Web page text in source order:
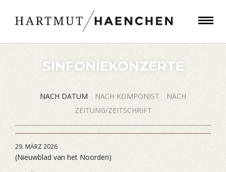
SINFONIEKONZERTE
NACH DATUM NACH KOMPONIST
NACH
ZEITUNG/ZEITSCHRIFT
29. MÄRZ 2026
(Nieuwblad van het Noorden)